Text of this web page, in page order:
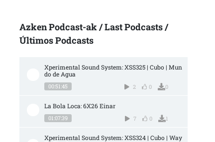
Azken Podcast-ak / Last Podcasts /
Últimos Podcasts
Xperimental Sound System: XSS325 | Cubo | Mun
do de Agua
00:51:45 2 0 0
La Bola Loca: 6X26 Einar
01:07:39 7 0 1
Xperimental Sound System: XSS324 | Cubo | Way